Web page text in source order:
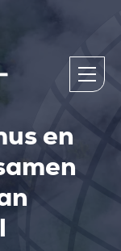
en